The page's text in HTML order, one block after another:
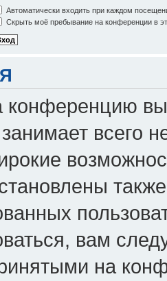
Автоматически входить при каждом
Скрыть моё пребывание на конференции в
конференцию
всего
вам
на